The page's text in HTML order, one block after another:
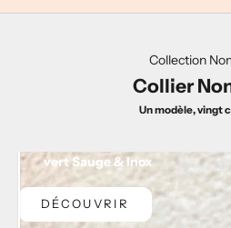
Collection
Collier
Un modèle, vingt
vert Sauge & Inox
DÉCOUVRIR